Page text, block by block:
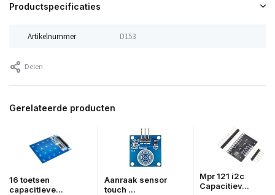
Productspecificaties
Artikelnummer D153
Delen
Gerelateerde producten
16 toetsen
capacitieve...
Aanraak sensor
touch ...
Mpr 121 i2c
Capacitiev...